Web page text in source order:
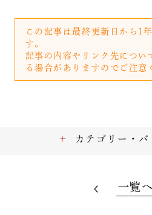
この記事は最終更新日から1
す。
記事の内容やリンク先につい
る場合がありますのでご注意
カテゴリー・バ
一覧へ